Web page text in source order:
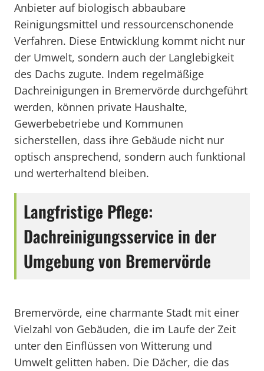
Anbieter auf biologisch abbaubare
Reinigungsmittel und ressourcenschonende
Verfahren. Diese Entwicklung kommt nicht nur
der Umwelt, sondern auch der Langlebigkeit
des Dachs zugute. Indem regelmäßige
Dachreinigungen in Bremervörde durchgeführt
werden, können private Haushalte,
Gewerbebetriebe und Kommunen
sicherstellen, dass ihre Gebäude nicht nur
optisch ansprechend, sondern auch funktional
und werterhaltend bleiben.
Langfristige Pflege:
Dachreinigungsservice in der
Umgebung von Bremervörde
Bremervörde, eine charmante Stadt mit einer
Vielzahl von Gebäuden, die im Laufe der Zeit
unter den Einflüssen von Witterung und
Umwelt gelitten haben. Die Dächer, die das